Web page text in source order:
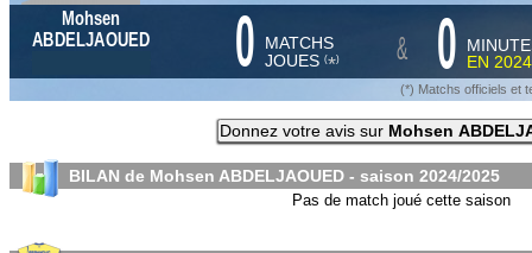
Mohsen
ABDELJAOUED
0 MATCHS
JOUES (*) & 0
EN
(*) Matchs officiels et
Donnez votre avis sur Mohsen
BILAN de Mohsen ABDELJAOUED - saison 2024/2025
Pas de match joué cette saison